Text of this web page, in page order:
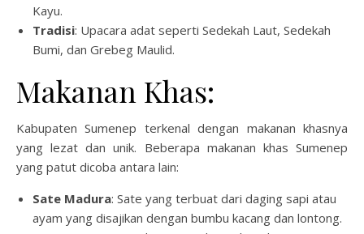
Kayu.
Tradisi: Upacara adat seperti Sedekah Laut, Sedekah
Bumi, dan Grebeg Maulid.
Makanan Khas:
Kabupaten Sumenep terkenal dengan makanan khasnya
yang lezat dan unik. Beberapa makanan khas Sumenep
yang patut dicoba antara lain:
Sate Madura: Sate yang terbuat dari daging sapi atau
ayam yang disajikan dengan bumbu kacang dan lontong.